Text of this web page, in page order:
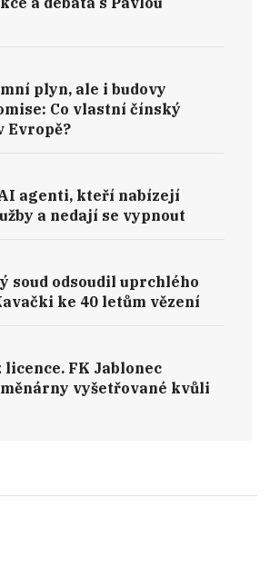
plyn, ale i budovy
Co vlastní čínský
Evropě?
agenti, kteří nabízejí
a nedají se vypnout
soud odsoudil uprchlého
ke 40 letům vězení
licence. FK Jablonec
vyšetřované kvůli